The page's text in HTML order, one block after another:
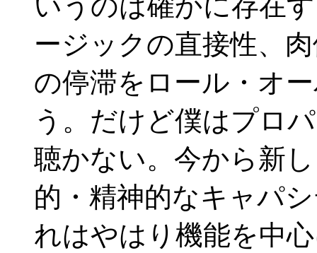
ージックの直接性、
の停滞をロール・オ
う。だけど僕はプロ
聴かない。今から新
的・精神的なキャパ
れはやはり機能を中